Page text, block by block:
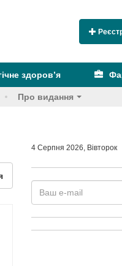
здоров’я
Про видання
4 Серпня 2026, Вівторок